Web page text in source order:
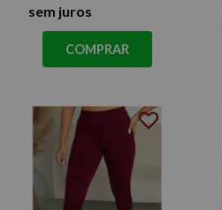
sem juros
COMPRAR